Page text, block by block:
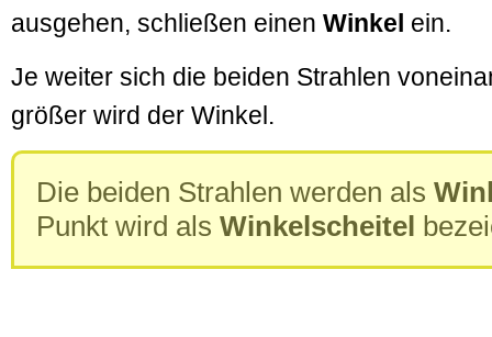
ausgehen, schließen einen Winkel ein.
Je weiter sich die beiden Strahlen
größer wird der Winkel.
Die beiden Strahlen werden als
Punkt wird als Winkelscheitel